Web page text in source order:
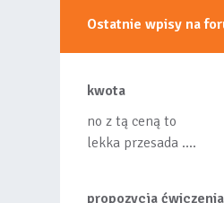
Ostatnie wpisy na
kwota
no z tą ceną to
lekka przesada ....
propozycja ćwiczenia